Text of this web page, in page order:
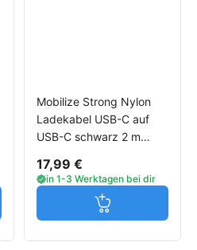
Warenkorb
Mobilize Strong Nylon
Ladekabel USB-C auf
USB-C schwarz 2 m
17,99 €
in 1-3 Werktagen bei dir
Jetzt in den